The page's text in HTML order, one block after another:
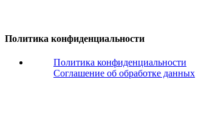
Политика конфиденциальности
Политика конфиденциальности
Соглашение об обработке данных